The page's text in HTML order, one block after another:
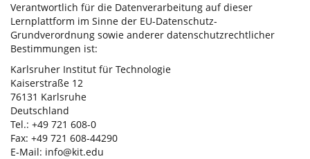
Verantwortlich für die Datenverarbeitung auf dieser
Lernplattform im Sinne der EU-Datenschutz-
Grundverordnung sowie anderer datenschutzrechtlicher
Bestimmungen ist:
Karlsruher Institut für Technologie
Kaiserstraße 12
76131 Karlsruhe
Deutschland
Tel.: +49 721 608-0
Fax: +49 721 608-44290
E-Mail: info@kit.edu